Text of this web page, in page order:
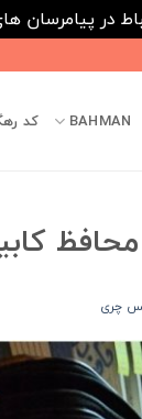
BAHMAN کد
چری